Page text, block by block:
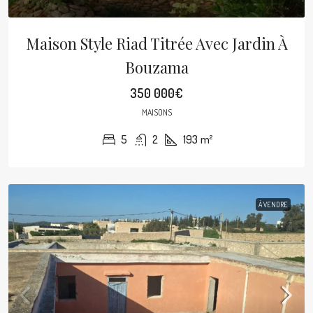
Maison Style Riad Titrée Avec Jardin À
Bouzama
350 000€
MAISONS
5 2 193 m²
À VENDRE